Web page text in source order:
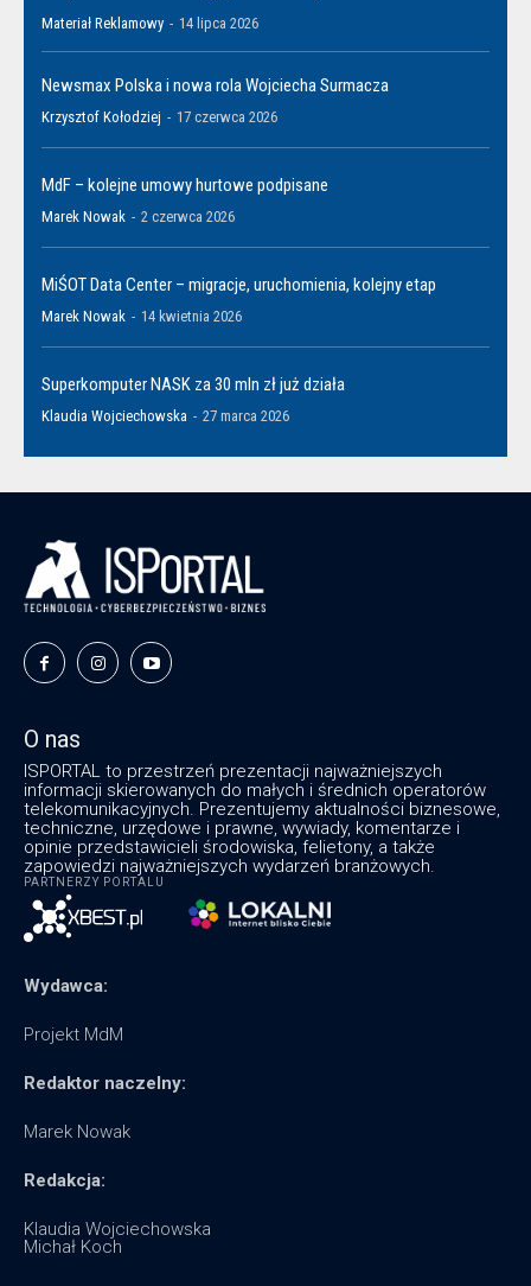
Materiał Reklamowy - 14 lipca 2026
Newsmax Polska i nowa rola Wojciecha Surmacza
Krzysztof Kołodziej - 17 czerwca 2026
MdF – kolejne umowy hurtowe podpisane
Marek Nowak - 2 czerwca 2026
MiŚOT Data Center – migracje, uruchomienia, kolejny etap
Marek Nowak - 14 kwietnia 2026
Superkomputer NASK za 30 mln zł już działa
Klaudia Wojciechowska - 27 marca 2026
O nas
ISPORTAL to przestrzeń prezentacji najważniejszych
informacji skierowanych do małych i średnich operatorów
telekomunikacyjnych. Prezentujemy aktualności biznesowe,
techniczne, urzędowe i prawne, wywiady, komentarze i
opinie przedstawicieli środowiska, felietony, a także
zapowiedzi najważniejszych wydarzeń branżowych.
PARTNERZY PORTALU
Wydawca:
Projekt MdM
Redaktor naczelny:
Marek Nowak
Redakcja:
Klaudia Wojciechowska
Michał Koch